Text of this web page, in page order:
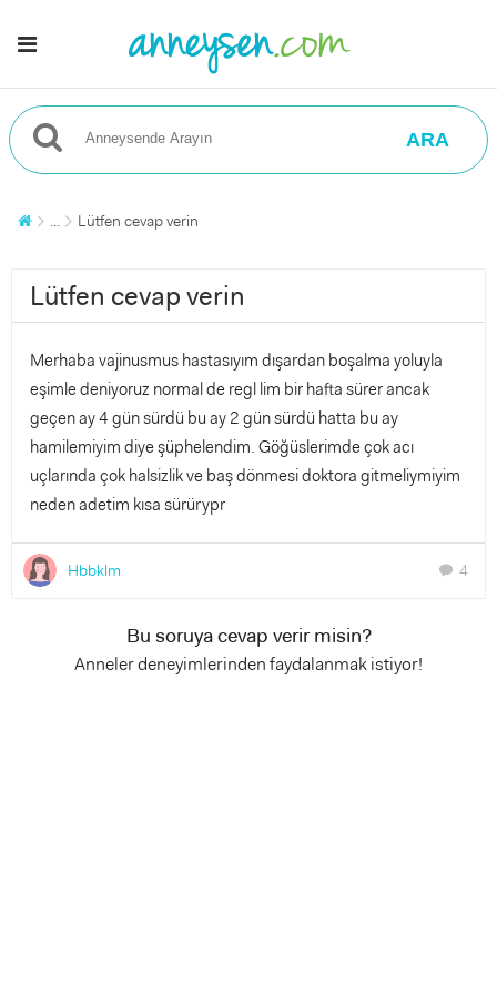
ARA
... Lütfen cevap verin
Lütfen cevap verin
Merhaba vajinusmus hastasıyım dışardan boşalma yoluyla
eşimle deniyoruz normal de regl lim bir hafta sürer ancak
geçen ay 4 gün sürdü bu ay 2 gün sürdü hatta bu ay
hamilemiyim diye şüphelendim. Göğüslerimde çok acı
uçlarında çok halsizlik ve baş dönmesi doktora gitmeliymiyim
neden adetim kısa sürürypr
Hbbklm chat 4
Bu soruya cevap verir misin?
Anneler deneyimlerinden faydalanmak istiyor!